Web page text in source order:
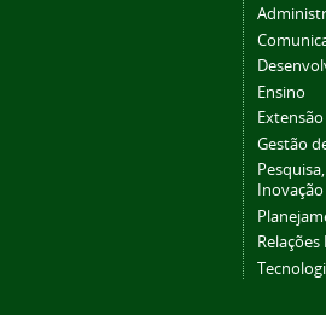
Ensino
Extensão
Gestão
Inovação